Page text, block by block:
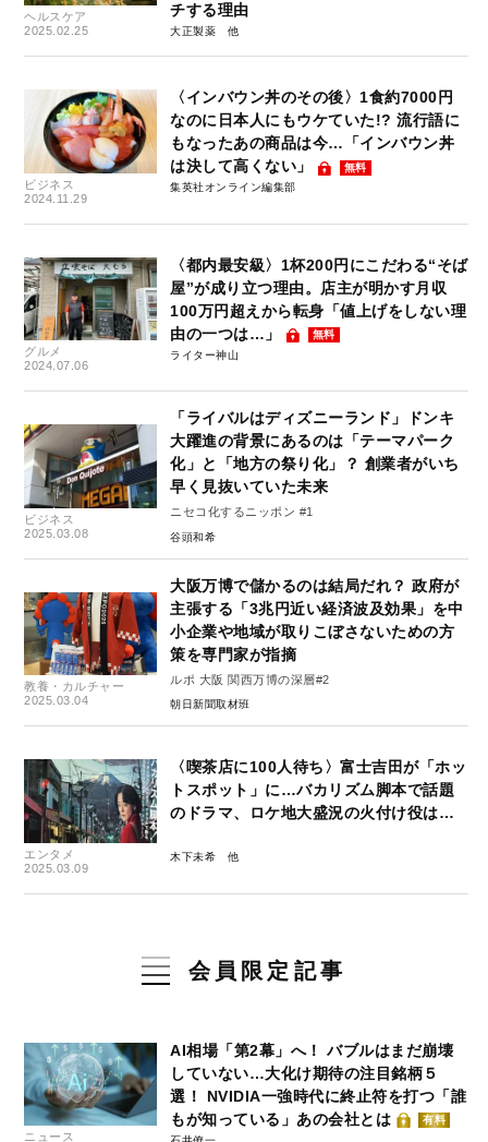
ヘルスケア
2025.02.25
チする理由
大正製薬
ビジネス
2024.11.29
〈インバウン丼のその後〉1食約7000円
なのに日本人にもウケていた!? 流行語に
もなったあの商品は今…「インバウン丼
は決して高くない」
無料
集英社オンライン編集部
グルメ
2024.07.06
〈都内最安級〉1杯200円にこだわる“そば
屋”が成り立つ理由。店主が明かす月収
100万円超えから転身「値上げをしない理
由の一つは…」
無料
ライター神山
ビジネス
2025.03.08
「ライバルはディズニーランド」ドンキ
大躍進の背景にあるのは「テーマパーク
化」と「地方の祭り化」？ 創業者がいち
早く見抜いていた未来
ニセコ化するニッポン #1
谷頭和希
教養・カルチャー
2025.03.04
大阪万博で儲かるのは結局だれ？ 政府が
主張する「3兆円近い経済波及効果」を中
小企業や地域が取りこぼさないための方
策を専門家が指摘
ルポ 大阪 関西万博の深層#2
朝日新聞取材班
エンタメ
2025.03.09
〈喫茶店に100人待ち〉富士吉田が「ホッ
トスポット」に…バカリズム脚本で話題
のドラマ、ロケ地大盛況の火付け役は…
木下未希
会員限定記事
ニュース
AI相場「第2幕」へ！ バブルはまだ崩壊
していない…大化け期待の注目銘柄５
選！ NVIDIA一強時代に終止符を打つ「誰
もが知っている」あの会社とは
有料